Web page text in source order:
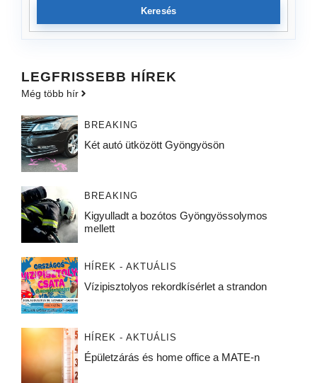
Keresés
LEGFRISSEBB HÍREK
Még több hír
BREAKING
Két autó ütközött Gyöngyösön
BREAKING
Kigyulladt a bozótos Gyöngyössolymos
mellett
HÍREK - AKTUÁLIS
Vízipisztolyos rekordkísérlet a strandon
HÍREK - AKTUÁLIS
Épületzárás és home office a MATE-n